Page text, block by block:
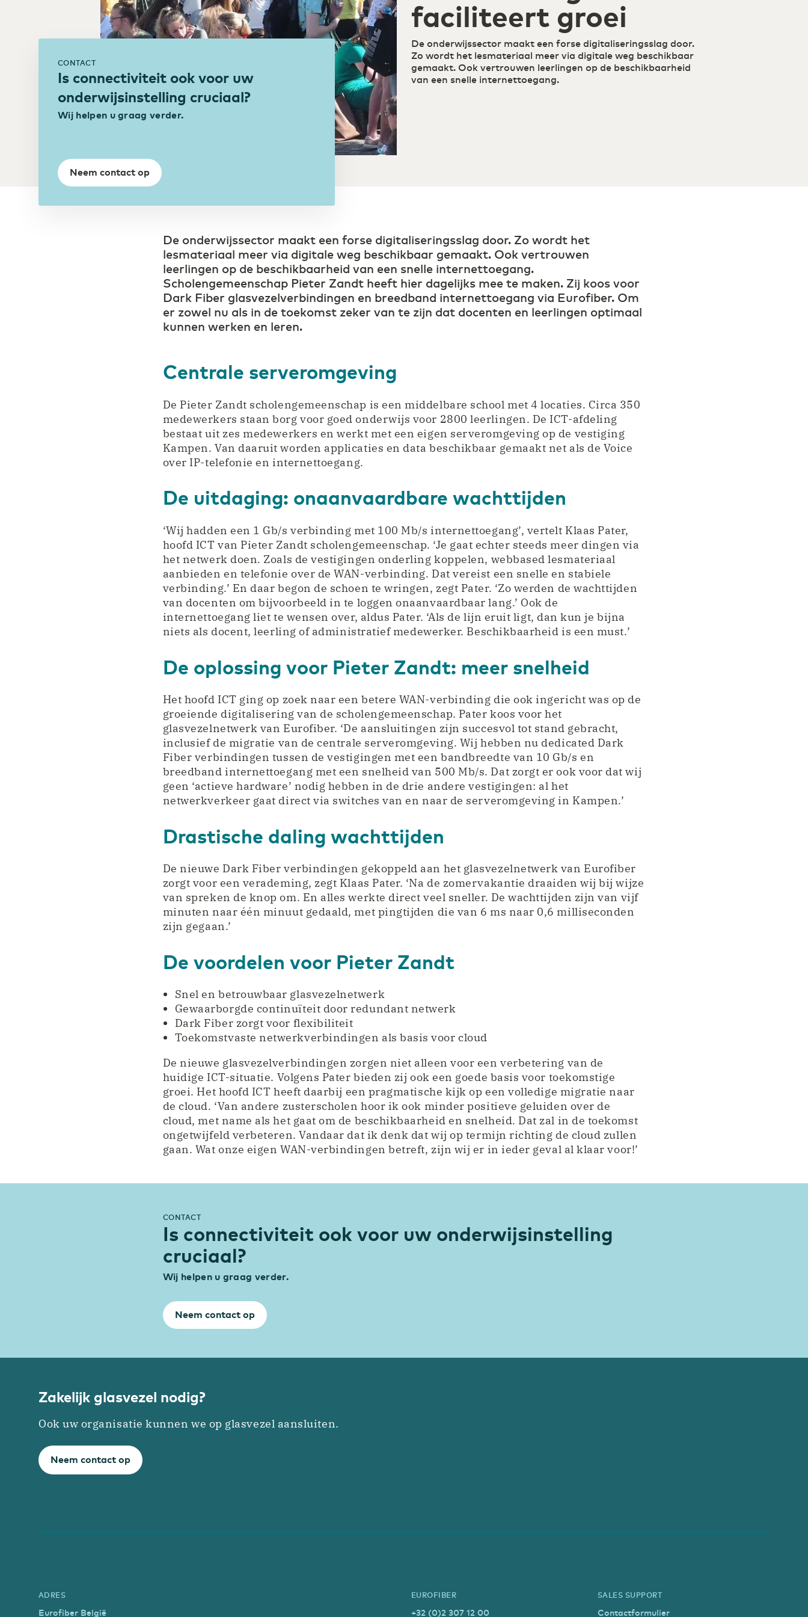
de Digital Society
digitaal onderwijs
middelen kenmerkt retail 2.0
Transport & Logsitiek Zorg
Efficiëntie door digitaal
samenwerken in de zorg
faciliteert groei
De onderwijssector maakt een forse digitaliseringsslag door.
Zo wordt het lesmateriaal meer via digitale weg beschikbaar
gemaakt. Ook vertrouwen leerlingen op de beschikbaarheid
van een snelle internettoegang.
CONTACT
Is connectiviteit ook voor uw
onderwijsinstelling cruciaal?
Wij helpen u graag verder.
Neem contact op
De onderwijssector maakt een forse digitaliseringsslag door. Zo wordt het
lesmateriaal meer via digitale weg beschikbaar gemaakt. Ook vertrouwen
leerlingen op de beschikbaarheid van een snelle internettoegang.
Scholengemeenschap Pieter Zandt heeft hier dagelijks mee te maken. Zij koos voor
Dark Fiber glasvezelverbindingen en breedband internettoegang via Eurofiber. Om
er zowel nu als in de toekomst zeker van te zijn dat docenten en leerlingen optimaal
kunnen werken en leren.
Centrale serveromgeving
De Pieter Zandt scholengemeenschap is een middelbare school met 4 locaties. Circa 350
medewerkers staan borg voor goed onderwijs voor 2800 leerlingen. De ICT-afdeling
bestaat uit zes medewerkers en werkt met een eigen serveromgeving op de vestiging
Kampen. Van daaruit worden applicaties en data beschikbaar gemaakt net als de Voice
over IP-telefonie en internettoegang.
De uitdaging: onaanvaardbare wachttijden
‘Wij hadden een 1 Gb/s verbinding met 100 Mb/s internettoegang’, vertelt Klaas Pater,
hoofd ICT van Pieter Zandt scholengemeenschap. ‘Je gaat echter steeds meer dingen via
het netwerk doen. Zoals de vestigingen onderling koppelen, webbased lesmateriaal
aanbieden en telefonie over de WAN-verbinding. Dat vereist een snelle en stabiele
verbinding.’ En daar begon de schoen te wringen, zegt Pater. ‘Zo werden de wachttijden
van docenten om bijvoorbeeld in te loggen onaanvaardbaar lang.’ Ook de
internettoegang liet te wensen over, aldus Pater. ‘Als de lijn eruit ligt, dan kun je bijna
niets als docent, leerling of administratief medewerker. Beschikbaarheid is een must.’
De oplossing voor Pieter Zandt: meer snelheid
Het hoofd ICT ging op zoek naar een betere WAN-verbinding die ook ingericht was op de
groeiende digitalisering van de scholengemeenschap. Pater koos voor het
glasvezelnetwerk van Eurofiber. ‘De aansluitingen zijn succesvol tot stand gebracht,
inclusief de migratie van de centrale serveromgeving. Wij hebben nu dedicated Dark
Fiber verbindingen tussen de vestigingen met een bandbreedte van 10 Gb/s en
breedband internettoegang met een snelheid van 500 Mb/s. Dat zorgt er ook voor dat wij
geen ‘actieve hardware’ nodig hebben in de drie andere vestigingen: al het
netwerkverkeer gaat direct via switches van en naar de serveromgeving in Kampen.’
Drastische daling wachttijden
De nieuwe Dark Fiber verbindingen gekoppeld aan het glasvezelnetwerk van Eurofiber
zorgt voor een verademing, zegt Klaas Pater. ‘Na de zomervakantie draaiden wij bij wijze
van spreken de knop om. En alles werkte direct veel sneller. De wachttijden zijn van vijf
minuten naar één minuut gedaald, met pingtijden die van 6 ms naar 0,6 milliseconden
zijn gegaan.’
De voordelen voor Pieter Zandt
Snel en betrouwbaar glasvezelnetwerk
Gewaarborgde continuïteit door redundant netwerk
Dark Fiber zorgt voor flexibiliteit
Toekomstvaste netwerkverbindingen als basis voor cloud
De nieuwe glasvezelverbindingen zorgen niet alleen voor een verbetering van de
huidige ICT-situatie. Volgens Pater bieden zij ook een goede basis voor toekomstige
groei. Het hoofd ICT heeft daarbij een pragmatische kijk op een volledige migratie naar
de cloud. ‘Van andere zusterscholen hoor ik ook minder positieve geluiden over de
cloud, met name als het gaat om de beschikbaarheid en snelheid. Dat zal in de toekomst
ongetwijfeld verbeteren. Vandaar dat ik denk dat wij op termijn richting de cloud zullen
gaan. Wat onze eigen WAN-verbindingen betreft, zijn wij er in ieder geval al klaar voor!’
CONTACT
Is connectiviteit ook voor uw onderwijsinstelling
cruciaal?
Wij helpen u graag verder.
Neem contact op
Zakelijk glasvezel nodig?
Ook uw organisatie kunnen we op glasvezel aansluiten.
Neem contact op
ADRES
Eurofiber België
EUROFIBER
+32 (0)2 307 12 00
SALES SUPPORT
Contactformulier